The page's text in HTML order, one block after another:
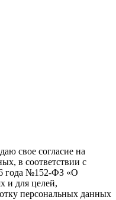
свое согласие на
в соответствии с
года №152-ФЗ «О
и для целей,
персональных данных